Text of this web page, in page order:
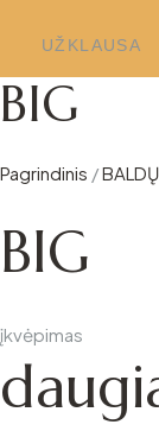
UŽKLAUSA
BIG
Pagrindinis /
BIG
įkvėpimas